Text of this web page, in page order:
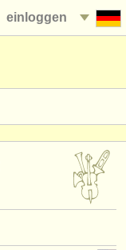
einloggen